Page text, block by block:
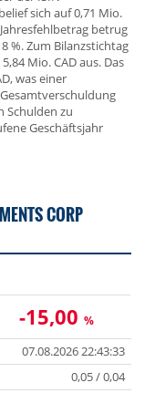
sich auf 0,71 Mio.
betrug
%. Zum Bilanzstichtag
Mio. CAD aus. Das
was einer
Schulden zu
Geschäftsjahr
CORP
-15,00 %
07.08.2026 22:43:33
0,05 / 0,04